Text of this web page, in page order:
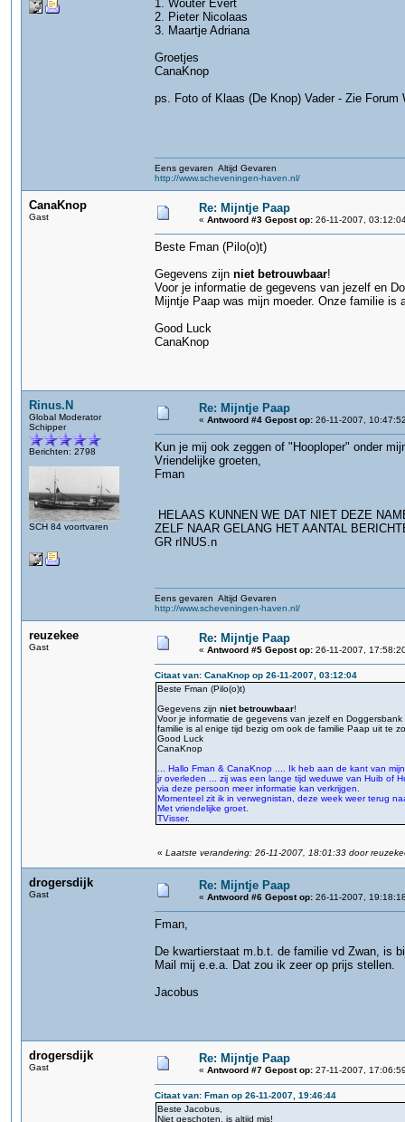
1. Wouter Evert
2. Pieter Nicolaas
3. Maartje Adriana
Groetjes
CanaKnop
ps. Foto of Klaas (De Knop) Vader - Zie
Eens gevaren Altijd Gevaren
http://www.scheveningen-haven.nl/
CanaKnop
Gast
Re: Mijntje Paap
« Antwoord #3 Gepost op: 26-11-2007,
Beste Fman (Pilo(o)t)
Gegevens zijn niet betrouwbaar!
Voor je informatie de gegevens van jezelf en
Mijntje Paap was mijn moeder. Onze familie
Good Luck
CanaKnop
Rinus.N
Global Moderator
Schipper
Berichten: 2798
SCH 84 voortvaren
Re: Mijntje Paap
« Antwoord #4 Gepost op: 26-11-2007,
Kun je mij ook zeggen of "Hooploper" onder
Vriendelijke groeten,
Fman
HELAAS KUNNEN WE DAT NIET DEZE
ZELF NAAR GELANG HET AANTAL
GR rINUS.n
Eens gevaren Altijd Gevaren
http://www.scheveningen-haven.nl/
reuzekee
Gast
Re: Mijntje Paap
« Antwoord #5 Gepost op: 26-11-2007,
Citaat van: CanaKnop op 26-11-2007, 03:12:04
Beste Fman (Pilo(o)t)
Gegevens zijn niet betrouwbaar!
Voor je informatie de gegevens van jezelf en
familie is al enige tijd bezig om ook de familie Paap uit te
Good Luck
CanaKnop
... Hallo Fman & CanaKnop .... Ik heb aan de kant van
jr overleden ... zij was een lange tijd weduwe van Huib of
via deze persoon meer informatie kan verkrijgen.
Momenteel zit ik in verwegnistan, deze week weer terug
Met vriendelijke groet.
TVisser.
« Laatste verandering: 26-11-2007, 18:01:33 door
drogersdijk
Gast
Re: Mijntje Paap
« Antwoord #6 Gepost op: 26-11-2007,
Fman,
De kwartierstaat m.b.t. de familie vd Zwan, is
Mail mij e.e.a. Dat zou ik zeer op prijs stellen.
Jacobus
drogersdijk
Gast
Re: Mijntje Paap
« Antwoord #7 Gepost op: 27-11-2007,
Citaat van: Fman op 26-11-2007, 19:46:44
Beste Jacobus,
Niet geschoten, is altijd mis!